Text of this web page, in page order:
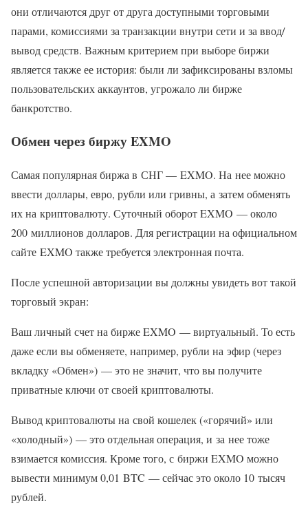
они отличаются друг от друга доступными торговыми
парами, комиссиями за транзакции внутри сети и за ввод/
вывод средств. Важным критерием при выборе биржи
является также ее история: были ли зафиксированы взломы
пользовательских аккаунтов, угрожало ли бирже
банкротство.
Обмен через биржу EXMO
Самая популярная биржа в СНГ — EXMO. На нее можно
ввести доллары, евро, рубли или гривны, а затем обменять
их на криптовалюту. Суточный оборот EXMO — около
200 миллионов долларов. Для регистрации на официальном
сайте EXMO также требуется электронная почта.
После успешной авторизации вы должны увидеть вот такой
торговый экран:
Ваш личный счет на бирже EXMO — виртуальный. То есть
даже если вы обменяете, например, рубли на эфир (через
вкладку «Обмен») — это не значит, что вы получите
приватные ключи от своей криптовалюты.
Вывод криптовалюты на свой кошелек («горячий» или
«холодный») — это отдельная операция, и за нее тоже
взимается комиссия. Кроме того, с биржи EXMO можно
вывести минимум 0,01 BTC — сейчас это около 10 тысяч
рублей.